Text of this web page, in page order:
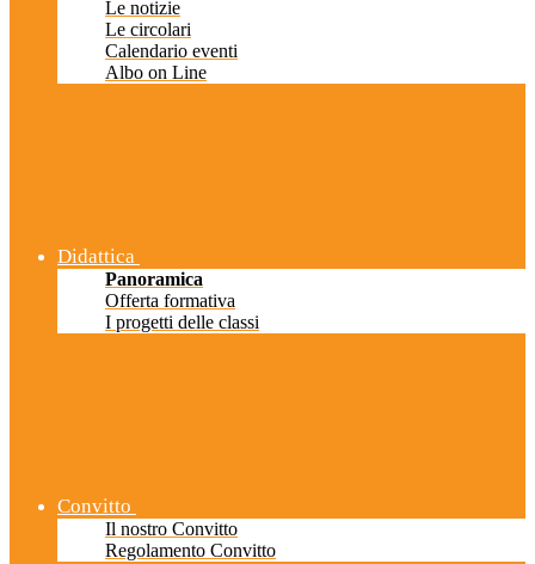
Le notizie
Le circolari
Calendario eventi
Albo on Line
Didattica
Panoramica
Offerta formativa
I progetti delle classi
Convitto
Il nostro Convitto
Regolamento Convitto